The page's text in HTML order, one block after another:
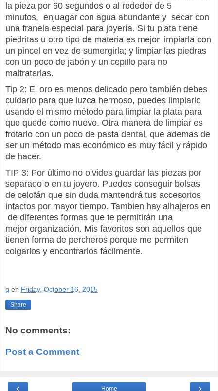
la pieza por 60 segundos o al rededor de 5
minutos, enjuagar con agua abundante y secar con
una franela especial para joyería. Si tu plata tiene
piedritas u otro tipo de materia es mejor limpiarla con
un pincel en vez de sumergirla; y limpiar las piedras
con un poco de jabón y un cepillo para no
maltratarlas.
Tip 2: El oro es menos delicado pero también debes
cuidarlo para que luzca hermoso, puedes limpiarlo
usando el mismo método para limpiar la plata para
que quede como nuevo. Otra manera de limpiar es
frotarlo con un poco de pasta dental, que ademas de
ser un método mas económico es muy fácil y rápido
de hacer.
TIP 3: Por último no olvides guardar las piezas por
separado o en tu joyero. Puedes conseguir bolsas
de celofán que sin duda mantendrá tus accesorios
intactos por mayor tiempo. Tambien hay alhajeros en
de diferentes formas que te permitirán una
mejor organización. Mis favoritos son aquellos que
tienen forma de percheros porque me permiten
colgarlos y encontrarlos fácilmente.
g en Friday, October 16, 2015
Share
No comments:
Post a Comment
‹ ›
Home